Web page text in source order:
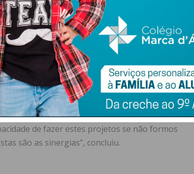
orgulhosos por olharem para a Associação
práticas. Isso é ordem nesta direção. O que se
referiu.
que realizam cria na vida das pessoas, dando
da coesão social, ao nível empresarial é
dentro das empresas e tudo isto vai fazer
também que os empresários olhem de forma
a importância destes parceiros na
de fazer estes projetos se não formos
são as sinergias”, concluiu.